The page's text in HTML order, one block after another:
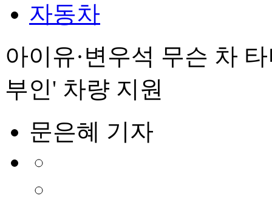
자동차
아이유·변우석 무슨 차
부인' 차량 지원
문은혜 기자